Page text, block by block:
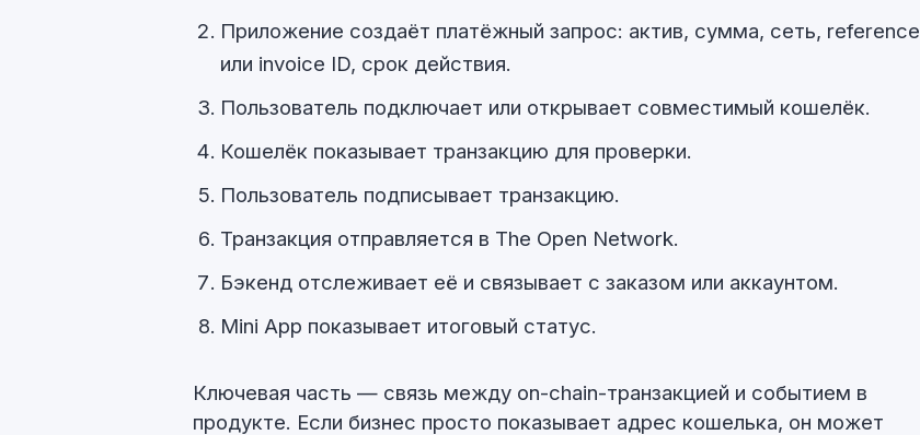
Приложение создаёт платёжный запрос: актив, сумма, сеть, reference
или invoice ID, срок действия.
Пользователь подключает или открывает совместимый кошелёк.
Кошелёк показывает транзакцию для проверки.
Пользователь подписывает транзакцию.
Транзакция отправляется в The Open Network.
Бэкенд отслеживает её и связывает с заказом или аккаунтом.
Mini App показывает итоговый статус.
Ключевая часть — связь между on-chain-транзакцией и событием в
продукте. Если бизнес просто показывает адрес кошелька, он может